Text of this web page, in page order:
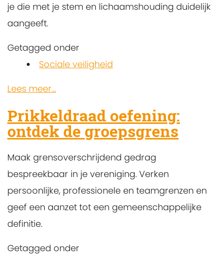
je die met je stem en lichaamshouding duidelijk
aangeeft.
Getagged onder
Sociale veiligheid
Lees meer...
Prikkeldraad oefening:
ontdek de groepsgrens
Maak grensoverschrijdend gedrag
bespreekbaar in je vereniging. Verken
persoonlijke, professionele en teamgrenzen en
geef een aanzet tot een gemeenschappelijke
definitie.
Getagged onder